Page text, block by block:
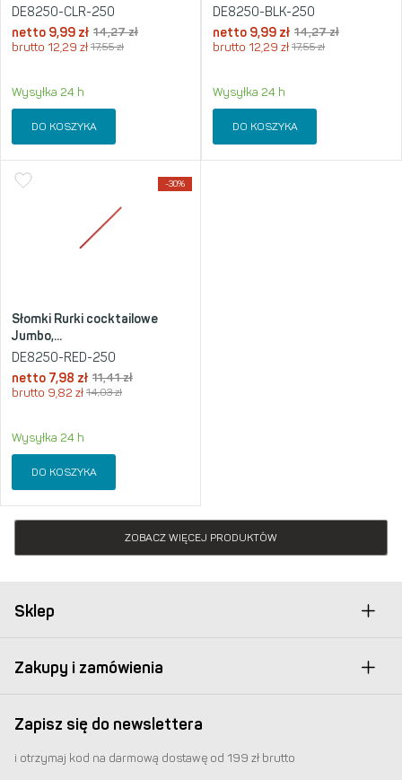
DE8250-CLR-250
netto 9,99 zł 14,27zł
brutto 12,29 zł 17,55zł
Wysyłka 24 h
DO KOSZYKA
DE8250-BLK-250
netto 9,99 zł 14,27zł
brutto 12,29 zł 17,55zł
Wysyłka 24 h
DO KOSZYKA
-30%
Słomki Rurki cocktailowe
Jumbo,...
DE8250-RED-250
netto 7,98 zł 11,41zł
brutto 9,82 zł 14,03zł
Wysyłka 24 h
DO KOSZYKA
ZOBACZ WIĘCEJ PRODUKTÓW
Sklep
Zakupy i zamówienia
Zapisz się do newslettera
i otrzymaj kod na darmową dostawę od 199 zł brutto